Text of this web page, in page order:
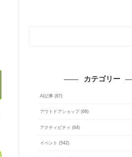
カテゴリー
AI記事 (87)
アウトドアショップ (68)
アクティビティ (64)
イベント (542)